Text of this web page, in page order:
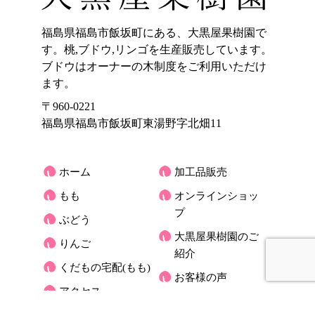
福島県福島市飯坂町にある、大黒屋果樹園で
す。桃,ブドウ,リンゴを生産販売しています。
ブドウはオーナーの木制度をご利用いただけ
ます。
〒960-0221
福島県福島市飯坂町東湯野字北畑11
ホーム
もも
ぶどう
りんご
くだもの宅配(もも)
アクセス
加工品販売
オンラインショッ
プ
大黒屋果樹園のご
紹介
お客様の声